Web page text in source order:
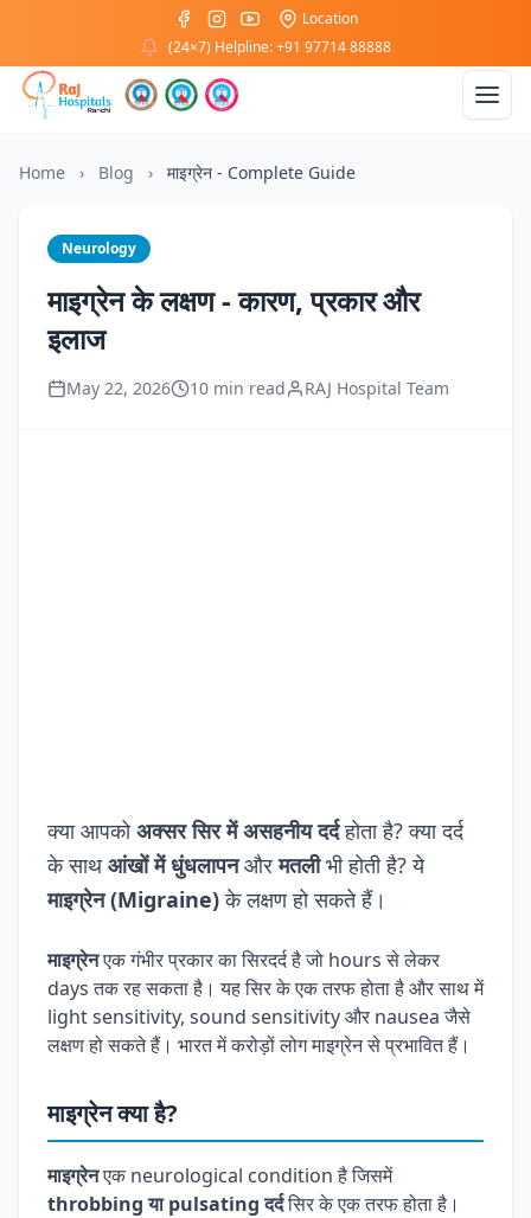
Location
(24×7) Helpline: +91 97714 88888
Home › Blog › माइग्रेन - Complete Guide
Neurology
माइग्रेन के लक्षण - कारण, प्रकार और
इलाज
May 22, 2026 10 min read RAJ Hospital Team
क्या आपकोअक्सर सिर में असहनीय दर्दहोता है? क्या दर्द
के साथ आंखों में धुंधलापनऔरमतलीभी होती है? ये
माइग्रेन (Migraine)के लक्षण हो सकते हैं।
माइग्रेनएक गंभीर प्रकार का सिरदर्द है जो hours से लेकर
days तक रह सकता है। यह सिर के एक तरफ होता है और साथ में
light sensitivity, sound sensitivity और nausea जैसे
लक्षण हो सकते हैं। भारत में करोड़ों लोग माइग्रेन से प्रभावित हैं।
माइग्रेन क्या है?
माइग्रेनएक neurological condition है जिसमें
throbbing या pulsating दर्दसिर के एक तरफ होता है।